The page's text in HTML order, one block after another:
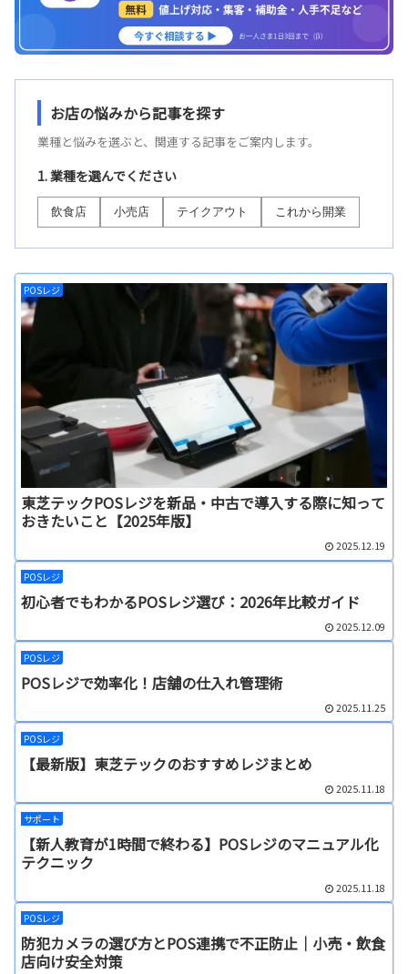
お店の悩みから記事を探す
業種と悩みを選ぶと、関連する記事をご案内します。
1. 業種を選んでください
飲食店 小売店 テイクアウト これから開業
POSレジ
東芝テックPOSレジを新品・中古で導入する際に知って
おきたいこと【2025年版】
2025.12.19
POSレジ
初心者でもわかるPOSレジ選び：2026年比較ガイド
2025.12.09
POSレジ
POSレジで効率化！店舗の仕入れ管理術
2025.11.25
POSレジ
【最新版】東芝テックのおすすめレジまとめ
2025.11.18
サポート
【新人教育が1時間で終わる】POSレジのマニュアル化
テクニック
2025.11.18
POSレジ
防犯カメラの選び方とPOS連携で不正防止｜小売・飲食
店向け安全対策